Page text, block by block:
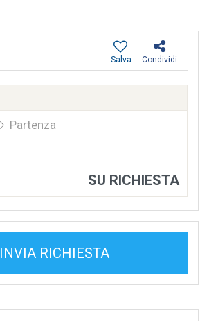
Condividi
Salva
Partenza
SU RICHIESTA
INVIA RICHIESTA